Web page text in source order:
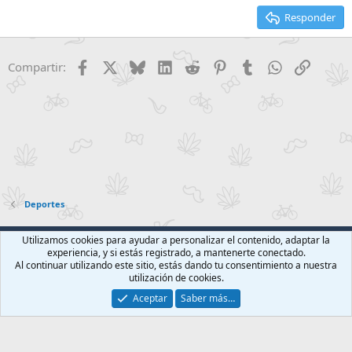
Trebuchet MS
Responder
Compartir: Facebook BlueskyLinkedIn
Reddit PinterestTumblr WhatsApp
Enlace
Deportes
Foroact Clásico
Español (ES)
Contáctanos
Términos y reglas Política de privacidad
Ayuda
Community platform by XenForo® © 2010-2026 XenForo Ltd.
Utilizamos cookies para ayudar a personalizar el contenido, adaptar la
experiencia, y si estás registrado, a mantenerte conectado.
Al continuar utilizando este sitio, estás dando tu consentimiento a nuestra
utilización de cookies.
Aceptar
Saber más…